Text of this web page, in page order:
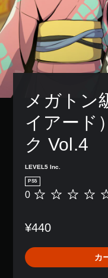
メガトン
イアード
ク Vol.4
LEVEL5 Inc.
PS5
評
あ
ま
せ
ん
0
¥440
カ